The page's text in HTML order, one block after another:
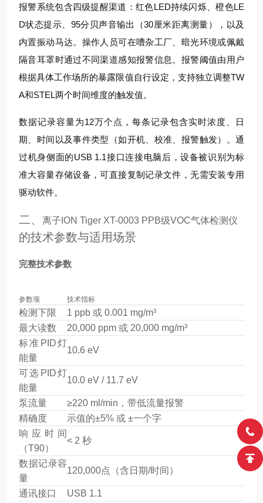
报警系统包含四级提醒渠道：红色LED持续闪烁、橙色LE
D状态提示、95分贝声音输出（30厘米距离测量），以及
内置振动马达。操作人员可在嘈杂工厂、暗光环境或佩戴
隔音耳罩时通过不同渠道感知报警信息。报警阈值由用户
根据具体工作场所的暴露限值自行设定，支持独立调整TW
A和STEL两个时间维度的触发值。
数据记录容量为12万个点，每条记录包含实时浓度、日
期、时间以及事件类型（如开机、校准、报警触发）。通
过机身侧面的USB 1.1接口连接电脑后，设备被识别为标
准大容量存储设备，可直接复制记录文件，无需安装专用
驱动软件。
二、 离子ION Tiger XT-0003 PPB级VOC气体检测仪
的技术参数与适用场景
完整技术参数
参数项 技术指标
检测下限
1 ppb 或 0.001 mg/m³
最大读数
20,000 ppm 或 20,000 mg/m³
标准PID灯
能量
10.6 eV
可选PID灯
能量
10.0 eV / 11.7 eV
泵流量
≥220 ml/min，带低流量报警
精确度
示值的±5% 或 ±一个字
响应时间
（T90）
< 2 秒
数据记录容
量
120,000点（含日期/时间）
通讯接口
USB 1.1